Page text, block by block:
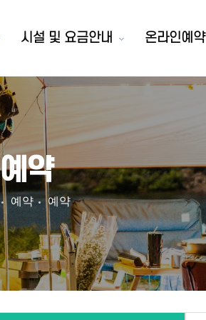
시설 및 요금안내 온라인예약
예약
예약 예약